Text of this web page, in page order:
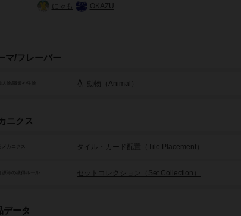
にゃも
OKAZU
マ/フレーバー
動物（Animal）
ニクス
メカニクス タイル・カード配置（Tile Placement）
セットコレクション（Set Collection）
データ